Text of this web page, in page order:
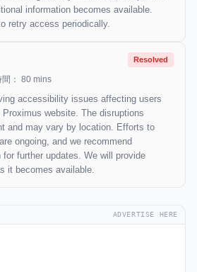
information becomes available.
retry access periodically.
Resolved
： 80 mins
accessibility issues affecting users
website. The disruptions
and may vary by location. Efforts to
ongoing, and we recommend
further updates. We will provide
it becomes available.
ADVERTISE HERE